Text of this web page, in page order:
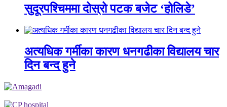
सुदूरपश्चिममा दोस्रो पटक बजेट ‘होलिडे’
अत्यधिक गर्मीका कारण धनगढीका विद्यालय चार
दिन बन्द हुने